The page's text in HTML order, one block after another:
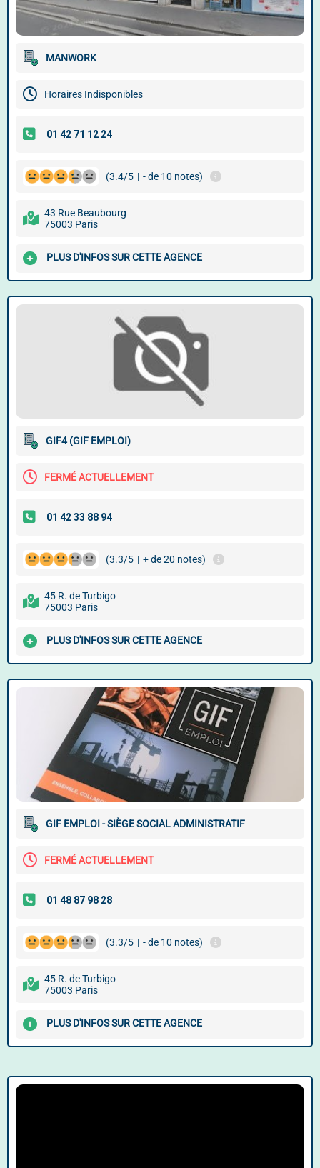
MANWORK
Horaires Indisponibles
(3.4/5 | - de 10 notes)
43 Rue Beaubourg
75003 Paris
PLUS D'INFOS SUR CETTE AGENCE
GIF4 (GIF EMPLOI)
FERMÉ ACTUELLEMENT
(3.3/5 | + de 20 notes)
45 R. de Turbigo
75003 Paris
PLUS D'INFOS SUR CETTE AGENCE
GIF EMPLOI - SIÈGE SOCIAL ADMINISTRATIF
FERMÉ ACTUELLEMENT
(3.3/5 | - de 10 notes)
45 R. de Turbigo
75003 Paris
PLUS D'INFOS SUR CETTE AGENCE